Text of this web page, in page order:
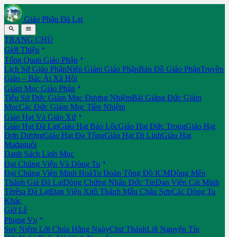
Giáo Phận Đà Lạt
 
TRANG CHỦ
Giới Thiệu 
Tổng Quan Giáo Phận 
Lịch Sử Giáo PhậnNiên Giám Giáo PhậnBản Đồ Giáo PhậnTruyền
Giáo – Bác Ái Xã Hội
Giám Mục Giáo Phận 
Tiểu Sử Đức Giám Mục Đương NhiệmBài Giảng Đức Giám
MụcCác Đức Giám Mục Tiền Nhiệm
Giáo Hạt Và Giáo Xứ 
Giáo Hạt Đà LạtGiáo Hạt Bảo LộcGiáo Hạt Đức TrọngGiáo Hạt
Đơn DươngGiáo Hạt Đạ TôngGiáo Hạt Di LinhGiáo Hạt
Madaguôi
Danh Sách Linh Mục
Đại Chủng Viện Và Dòng Tu 
Đại Chủng Viện Minh HoàTu Đoàn Tông Đồ ICMDòng Mến
Thánh Giá Đà LạtDòng Chứng Nhân Đức TinĐan Viện Cát Minh
Têrêsa Đà LạtĐan Viện Xitô Thánh Mẫu Châu SơnCác Dòng Tu
Khác
Giờ Lễ
Phụng Vụ 
Suy Niệm Lời Chúa Hằng NgàyChư ThánhLời Nguyện Tín